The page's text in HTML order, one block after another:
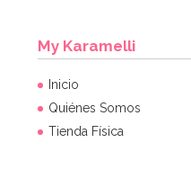
My Karamelli
Inicio
Quiénes Somos
Tienda Física